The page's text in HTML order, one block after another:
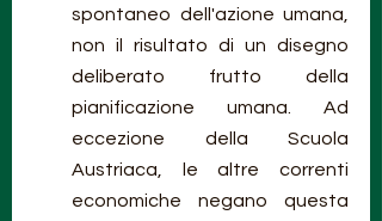
spontaneo dell'azione umana,
non il risultato di un disegno
deliberato frutto della
pianificazione umana. Ad
eccezione della Scuola
Austriaca, le altre correnti
economiche negano questa